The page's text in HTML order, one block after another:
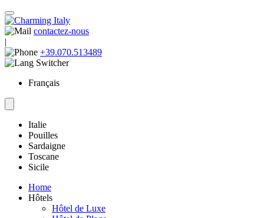
contactez-nous
|
+39.070.513489
Français
Italie
Pouilles
Sardaigne
Toscane
Sicile
Home
Hôtels
Hôtel de Luxe